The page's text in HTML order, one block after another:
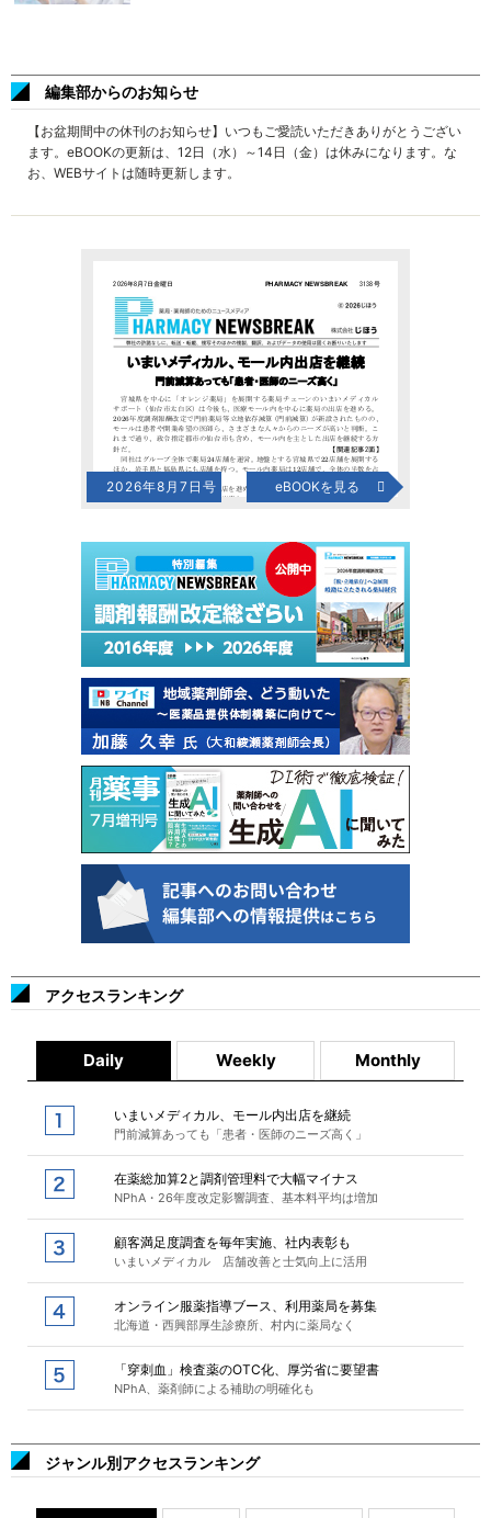
編集部からのお知らせ
【お盆期間中の休刊のお知らせ】いつもご愛読いただきありがとうござい
ます。eBOOKの更新は、12日（水）～14日（金）は休みになります。な
お、WEBサイトは随時更新します。
2026年8月7日号 eBOOKを見る
アクセスランキング
Daily Weekly Monthly
いまいメディカル、モール内出店を継続
門前減算あっても「患者・医師のニーズ高く」
在薬総加算2と調剤管理料で大幅マイナス
NPhA・26年度改定影響調査、基本料平均は増加
顧客満足度調査を毎年実施、社内表彰も
いまいメディカル 店舗改善と士気向上に活用
オンライン服薬指導ブース、利用薬局を募集
北海道・西興部厚生診療所、村内に薬局なく
「穿刺血」検査薬のOTC化、厚労省に要望書
NPhA、薬剤師による補助の明確化も
ジャンル別アクセスランキング